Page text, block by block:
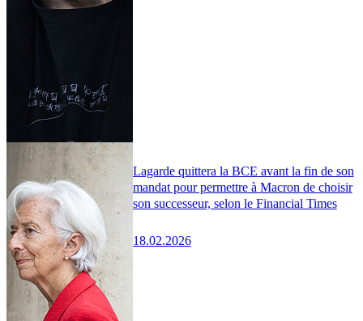
Lagarde quittera la BCE avant la fin de son
mandat pour permettre à Macron de choisir
son successeur, selon le Financial Times
18.02.2026